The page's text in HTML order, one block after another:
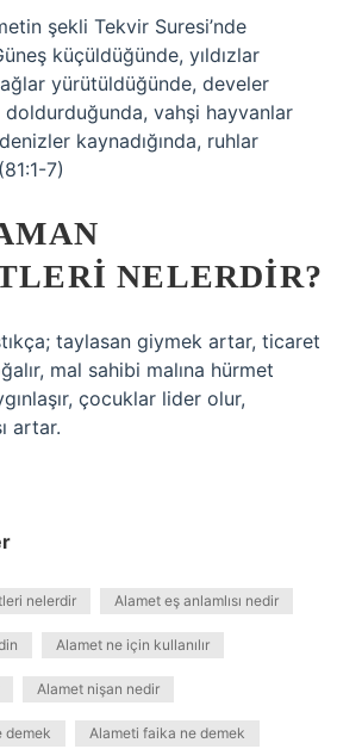
şekli Tekvir Suresi’nde
küçüldüğünde, yıldızlar
yürütüldüğünde, develer
doldurduğunda, vahşi hayvanlar
kaynadığında, ruhlar
7)
NELERDIR?
taylasan giymek artar, ticaret
mal sahibi malına hürmet
çocuklar lider olur,
artar.
nelerdir Alamet eş anlamlısı nedir
Alamet ne için kullanılır
Alamet nişan nedir
demek Alameti faika ne demek